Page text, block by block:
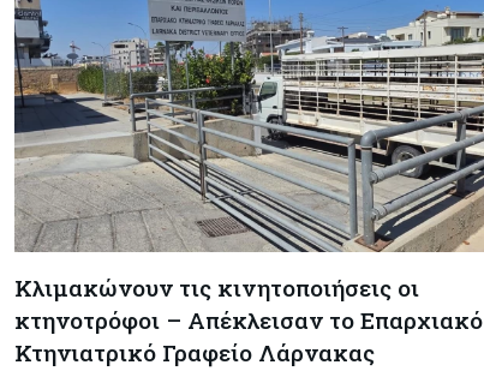
Κλιμακώνουν τις κινητοποιήσεις οι
κτηνοτρόφοι – Απέκλεισαν το Επαρχιακό
Κτηνιατρικό Γραφείο Λάρνακας